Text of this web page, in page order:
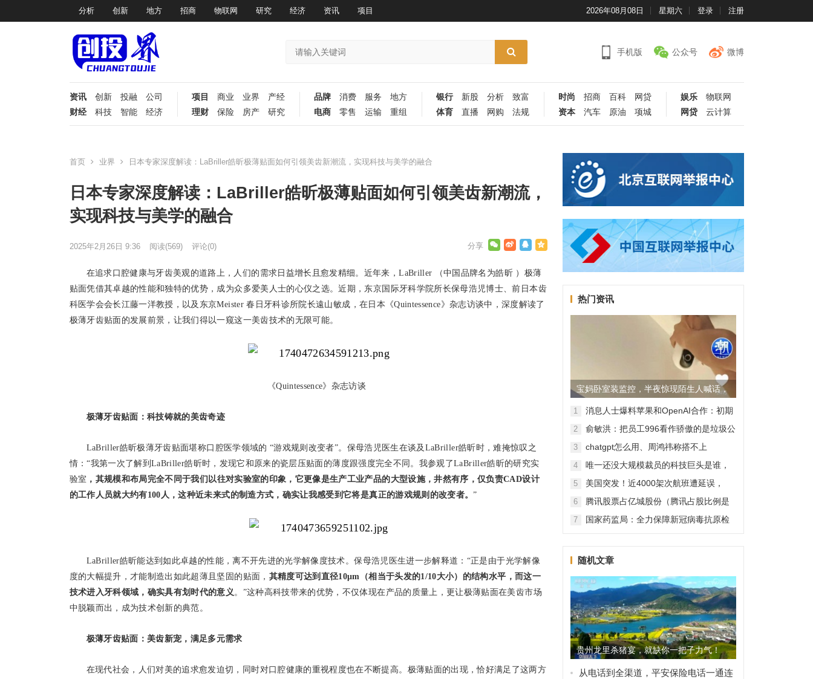
分析 创新 地方 招商 物联网 研究 经济 资讯 项目 2026年08月08日 星期六 登录 注册
手机版 公众号 微博
资讯 创新 投融
公司
财经
科技 智能 经济
项目 商业 业界
产经
理财
保险 房产 研究
品牌 消费 服务
地方
电商
零售 运输 重组
银行 新股 分析
致富
体育
直播 网购 法规
时尚 招商 百科
网贷
资本
汽车 原油 项城
娱乐
物联网
网贷
云计算
首页 业界 日本专家深度解读：LaBriller皓昕极薄贴面如何引领美齿新潮流，实现科技与美学的融合
日本专家深度解读：LaBriller皓昕极薄贴面如何引领美齿新潮流，
实现科技与美学的融合
2025年2月26日 9:36 阅读(569) 评论(0)
在追求口腔健康与牙齿美观的道路上，人们的需求日益增长且愈发精细。近年来，LaBriller （中国品牌名为皓昕 ）极薄
贴面凭借其卓越的性能和独特的优势，成为众多爱美人士的心仪之选。近期，东京国际牙科学院所长保母浩児博士、前日本齿
科医学会会长江藤一洋教授，以及东京Meister 春日牙科诊所院长遠山敏成，在日本《Quintessence》杂志访谈中，深度解读了
极薄牙齿贴面的发展前景，让我们得以一窥这一美齿技术的无限可能。
《Quintessence》杂志访谈
极薄牙齿贴面：科技铸就的美齿奇迹
LaBriller皓昕极薄牙齿贴面堪称口腔医学领域的 “游戏规则改变者”。保母浩児医生在谈及LaBriller皓昕时，难掩惊叹之
情：“我第一次了解到LaBriller皓昕时，发现它和原来的瓷层压贴面的薄度跟强度完全不同。我参观了LaBriller皓昕的研究实
验室 ， 其规模和布局完全不同于我们以往对实验室的印象，它更像是生产工业产品的大型设施，井然有序，仅负责CAD设计
的工作人员就大约有100人，这种近未来式的制造方式，确实让我感受到它将是真正的游戏规则 的改变者。”
LaBriller皓昕能达到如此卓越的性能，离不开先进的光学解像度技术。保母浩児医生进一步解释道：“正是由于光学解像
度的大幅提升，才能制造出如此超薄且坚固的贴面， 其精度可达到直径10μm（相当于头发的1/10大小）的结构水平，而这一
技术进入牙科领域，确实具有划时代的意义。”这种高科技带来的优势，不仅体现在产品的质量上，更让极薄贴面在美齿市场
中脱颖而出，成为技术创新的典范。
极薄牙齿贴面：美齿新宠，满足多元需求
在现代社会，人们对美的追求愈发迫切，同时对口腔健康的重视程度也在不断提高。极薄贴面的出现，恰好满足了这两方
热门资讯
宝妈卧室装监控，半夜惊现陌生人喊话，
警方已介入调查
1
消息人士爆料苹果和OpenAI合作：初期
无现金交易、未来探索分成佣金
2
俞敏洪：把员工996看作骄傲的是垃圾公
司，建议24节气都放假
3
chatgpt怎么用、周鸿祎称搭不上
ChatGPT企业会被淘汰
4
唯一还没大规模裁员的科技巨头是谁，
苹果还能扛多久？
5
美国突发！近4000架次航班遭延误，
2000架次航班被取消
6
腾讯股票占亿城股份（腾讯占股比例是
怎样的？）
7
国家药监局：全力保障新冠病毒抗原检
随机文章
贵州龙里杀猪宴，就缺你一把子力气！
从电话到全渠道，平安保险电话一通连